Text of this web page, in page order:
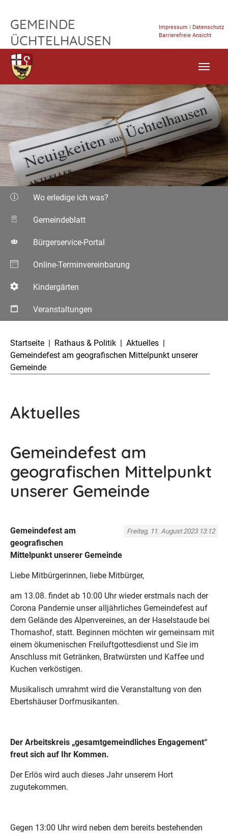
GEMEINDE
ÜCHTELHAUSEN
Impressum | Datenschutz
Barrierefreie Ansicht
Wo erledige ich was?
Gemeindeblatt
Bürgerservice-Portal
Online-Terminvereinbarung
Kindergärten
Veranstaltungen
Startseite
Rathaus & Politik
Aktuelles
Gemeindefest am geografischen Mittelpunkt unserer
Gemeinde
Aktuelles
Gemeindefest am
geografischen Mittelpunkt
unserer Gemeinde
Freitag, 11. August 2023 13:12
Gemeindefest am
geografischen
Mittelpunkt unserer Gemeinde
Liebe Mitbürgerinnen, liebe Mitbürger,
am 13.08. findet ab 10:00 Uhr wieder erstmals nach der
Corona Pandemie unser alljährliches Gemeindefest auf
dem Gelände des Alpenvereines, an der Haselstaude bei
Thomashof, statt. Beginnen möchten wir gemeinsam mit
einem ökumenischen Freiluftgottesdienst und Sie im
Anschluss mit Getränken, Bratwürsten und Kaffee und
Kuchen verköstigen.
Musikalisch umrahmt wird die Veranstaltung von den
Ebertshäuser Dorfmusikanten.
Der Arbeitskreis „gesamtgemeindliches Engagement“
freut sich auf Ihr Kommen.
Der Erlös wird auch dieses Jahr unserem Hort
zugutekommen.
Gegen 13:00 Uhr wird neben dem bereits bestehenden